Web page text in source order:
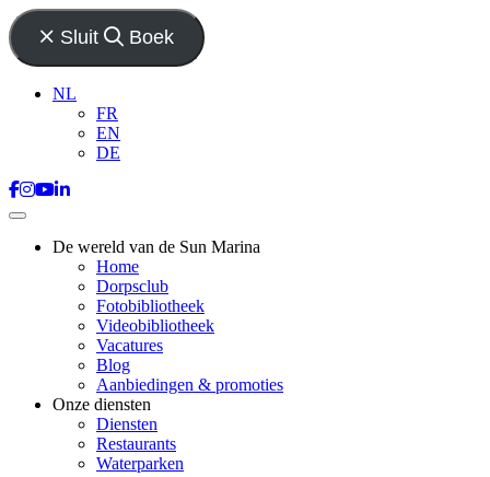
Sluit Boek
NL
FR
EN
DE
De wereld van de Sun Marina
Home
Dorpsclub
Fotobibliotheek
Videobibliotheek
Vacatures
Blog
Aanbiedingen & promoties
Onze diensten
Diensten
Restaurants
Waterparken